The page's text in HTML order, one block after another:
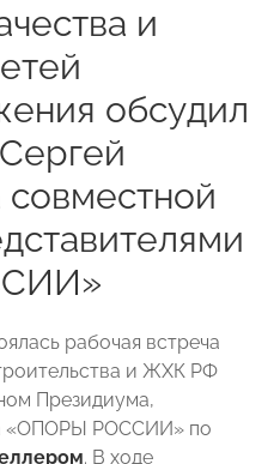
и
обсудил
рабочая встреча
и ЖХК РФ
Президиума,
«ОПОРЫ РОССИИ» по
. В ходе